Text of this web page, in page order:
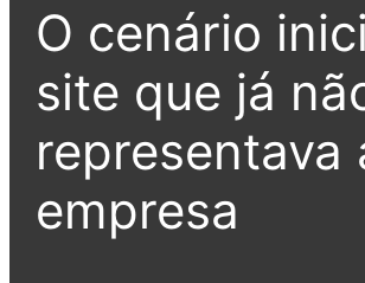
O cenário
site que já
representava
empresa